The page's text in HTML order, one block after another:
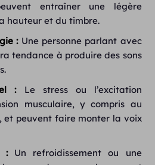
entraîner une légère
hauteur et du timbre.
:Une personne parlant avec
tendance à produire des sons
:Le stress ou l’excitation
musculaire, y compris au
et peuvent faire monter la voix
:Un refroidissement ou une